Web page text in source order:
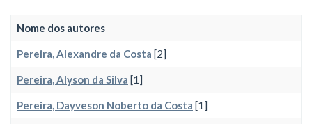
Nome dos autores
Pereira, Alexandre da Costa [2]
Pereira, Alyson da Silva [1]
Pereira, Dayveson Noberto da Costa [1]